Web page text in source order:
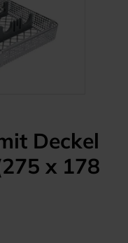
Deckel
x 178